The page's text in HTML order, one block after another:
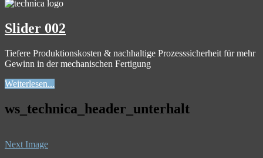
Slider 002
Tiefere Produktionskosten & nachhaltige Prozesssicherheit für mehr
Gewinn in der mechanischen Fertigung
Weiterlesen...
ws_technica_header_unterhalt
Next Image